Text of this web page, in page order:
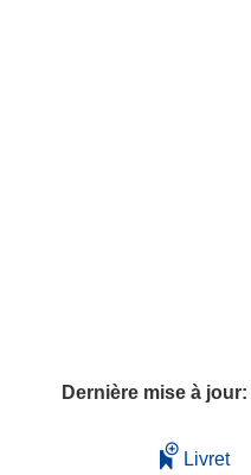
Dernière mise à jour:
Livret